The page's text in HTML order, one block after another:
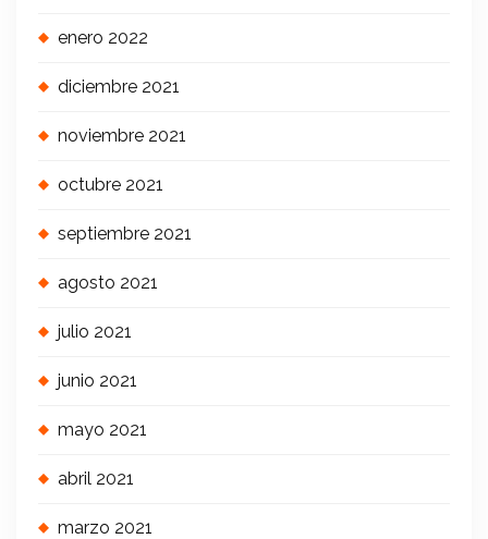
enero 2022
diciembre 2021
noviembre 2021
octubre 2021
septiembre 2021
agosto 2021
julio 2021
junio 2021
mayo 2021
abril 2021
marzo 2021